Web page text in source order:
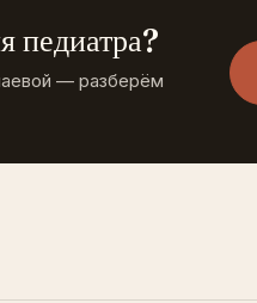
педиатра?
— разберём